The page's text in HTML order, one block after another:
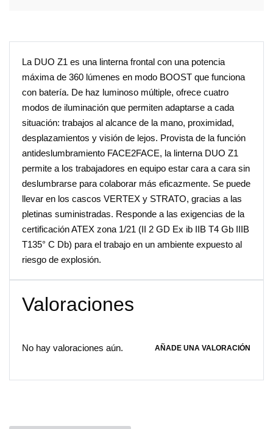
La DUO Z1 es una linterna frontal con una potencia
máxima de 360 lúmenes en modo BOOST que funciona
con batería. De haz luminoso múltiple, ofrece cuatro
modos de iluminación que permiten adaptarse a cada
situación: trabajos al alcance de la mano, proximidad,
desplazamientos y visión de lejos. Provista de la función
antideslumbramiento FACE2FACE, la linterna DUO Z1
permite a los trabajadores en equipo estar cara a cara sin
deslumbrarse para colaborar más eficazmente. Se puede
llevar en los cascos VERTEX y STRATO, gracias a las
pletinas suministradas. Responde a las exigencias de la
certificación ATEX zona 1/21 (II 2 GD Ex ib IIB T4 Gb IIIB
T135° C Db) para el trabajo en un ambiente expuesto al
riesgo de explosión.
Valoraciones
No hay valoraciones aún. AÑADE UNA VALORACIÓN